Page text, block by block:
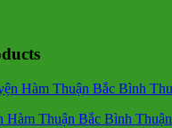
Hàm Thuận Bắc Bình Thuận